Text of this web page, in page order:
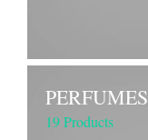
PERFUMES
19 Products